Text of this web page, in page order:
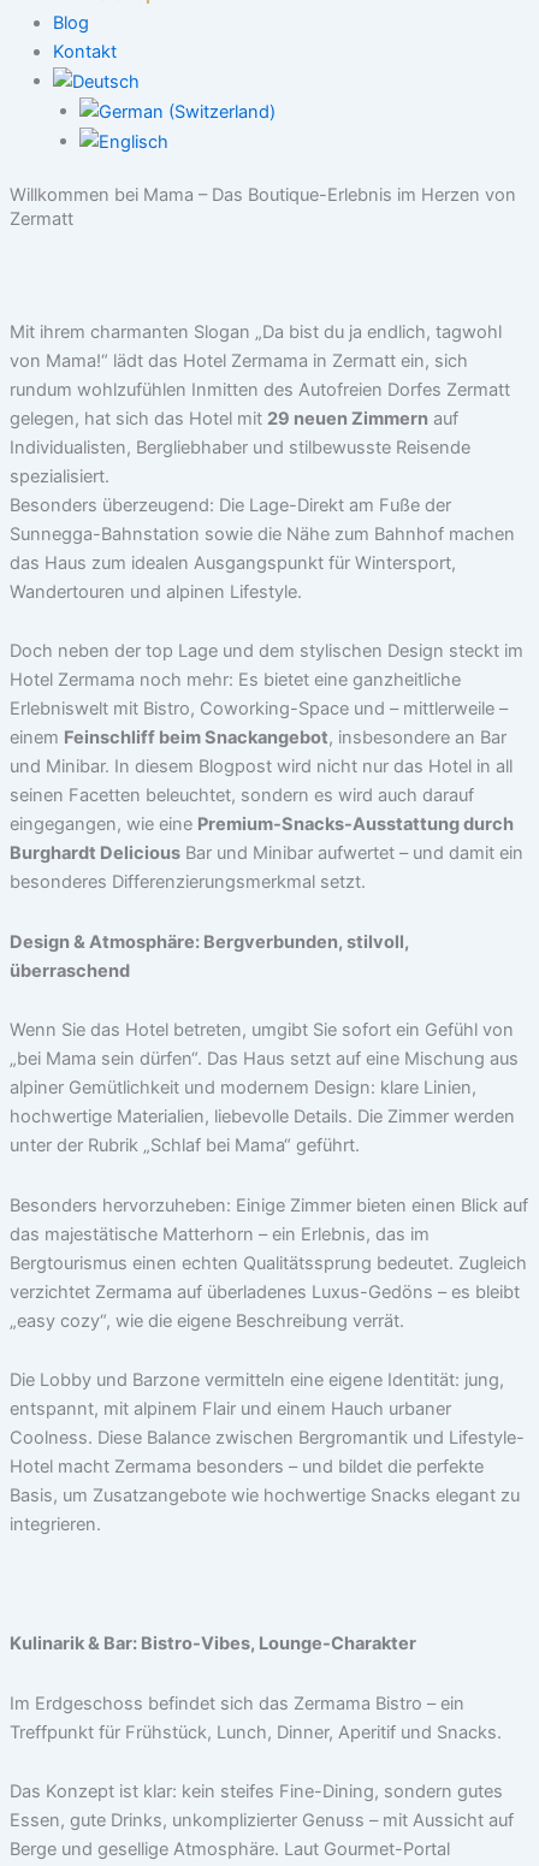
Blog
Kontakt
Willkommen bei Mama – Das Boutique-Erlebnis im Herzen von
Zermatt
Mit ihrem charmanten Slogan „Da bist du ja endlich, tagwohl
von Mama!“ lädt das Hotel Zermama in Zermatt ein, sich
rundum wohlzufühlen Inmitten des Autofreien Dorfes Zermatt
gelegen, hat sich das Hotel mit 29 neuen Zimmern auf
Individualisten, Bergliebhaber und stilbewusste Reisende
spezialisiert.
Besonders überzeugend: Die Lage-Direkt am Fuße der
Sunnegga-Bahnstation sowie die Nähe zum Bahnhof machen
das Haus zum idealen Ausgangspunkt für Wintersport,
Wandertouren und alpinen Lifestyle.
Doch neben der top Lage und dem stylischen Design steckt im
Hotel Zermama noch mehr: Es bietet eine ganzheitliche
Erlebniswelt mit Bistro, Coworking-Space und – mittlerweile –
einem Feinschliff beim Snackangebot, insbesondere an Bar
und Minibar. In diesem Blogpost wird nicht nur das Hotel in all
seinen Facetten beleuchtet, sondern es wird auch darauf
eingegangen, wie eine Premium-Snacks-Ausstattung durch
Burghardt DeliciousBar und Minibar aufwertet – und damit ein
besonderes Differenzierungsmerkmal setzt.
Design & Atmosphäre: Bergverbunden, stilvoll,
überraschend
Wenn Sie das Hotel betreten, umgibt Sie sofort ein Gefühl von
„bei Mama sein dürfen“. Das Haus setzt auf eine Mischung aus
alpiner Gemütlichkeit und modernem Design: klare Linien,
hochwertige Materialien, liebevolle Details. Die Zimmer werden
unter der Rubrik „Schlaf bei Mama“ geführt.
Besonders hervorzuheben: Einige Zimmer bieten einen Blick auf
das majestätische Matterhorn – ein Erlebnis, das im
Bergtourismus einen echten Qualitätssprung bedeutet. Zugleich
verzichtet Zermama auf überladenes Luxus-Gedöns – es bleibt
„easy cozy“, wie die eigene Beschreibung verrät.
Die Lobby und Barzone vermitteln eine eigene Identität: jung,
entspannt, mit alpinem Flair und einem Hauch urbaner
Coolness. Diese Balance zwischen Bergromantik und Lifestyle-
Hotel macht Zermama besonders – und bildet die perfekte
Basis, um Zusatzangebote wie hochwertige Snacks elegant zu
integrieren.
Kulinarik & Bar: Bistro-Vibes, Lounge-Charakter
Im Erdgeschoss befindet sich das Zermama Bistro – ein
Treffpunkt für Frühstück, Lunch, Dinner, Aperitif und Snacks.
Das Konzept ist klar: kein steifes Fine-Dining, sondern gutes
Essen, gute Drinks, unkomplizierter Genuss – mit Aussicht auf
Berge und gesellige Atmosphäre. Laut Gourmet-Portal